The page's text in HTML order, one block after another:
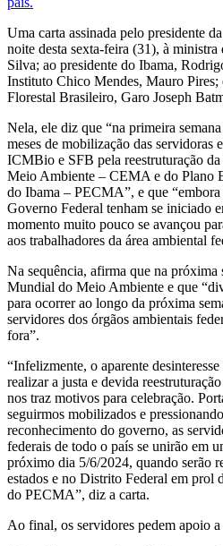
Uma carta assinada pelo presidente
noite desta sexta-feira (31), à
Silva; ao presidente do Ibama,
Instituto Chico Mendes, Mauro
Florestal Brasileiro, Garo Joseph
Nela, ele diz que “na primeira
meses de mobilização das
ICMBio e SFB pela reestruturação
Meio Ambiente – CEMA e do Plano
do Ibama – PECMA”, e que “embora
Governo Federal tenham se iniciado
momento muito pouco se avançou
aos trabalhadores da área ambiental
Na sequência, afirma que na próxima
Mundial do Meio Ambiente e que
para ocorrer ao longo da próxima
servidores dos órgãos ambientais
fora”.
“Infelizmente, o aparente
realizar a justa e devida
nos traz motivos para celebração.
seguirmos mobilizados e
reconhecimento do governo, as
federais de todo o país se unirão em
próximo dia 5/6/2024, quando serão
estados e no Distrito Federal em prol
do PECMA”, diz a carta.
Ao final, os servidores pedem apoio a